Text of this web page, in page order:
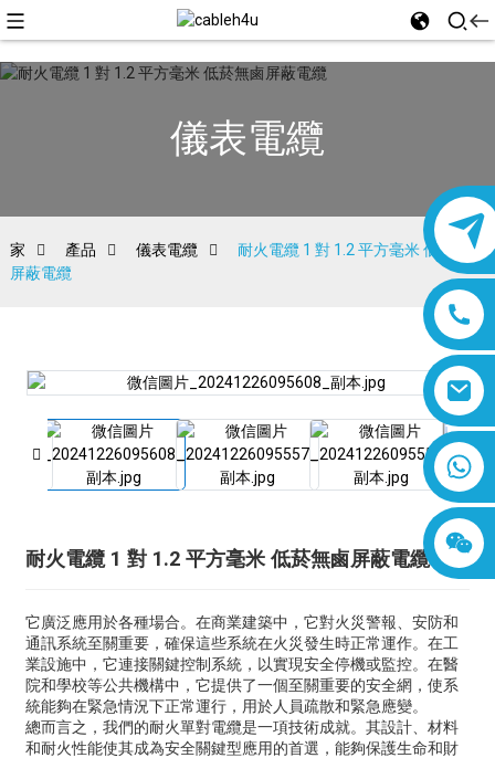
8618019377761
儀表電纜
家 產品 儀表電纜
耐火電纜 1 對 1.2 平方毫米 低菸無鹵
屏蔽電纜
耐火電纜 1 對 1.2 平方毫米 低菸無鹵屏蔽電纜
它廣泛應用於各種場合。在商業建築中，它對火災警報、安防和
通訊系統至關重要，確保這些系統在火災發生時正常運作。在工
業設施中，它連接關鍵控制系統，以實現安全停機或監控。在醫
院和學校等公共機構中，它提供了一個至關重要的安全網，使系
統能夠在緊急情況下正常運行，用於人員疏散和緊急應變。
總而言之，我們的耐火單對電纜是一項技術成就。其設計、材料
和耐火性能使其成為安全關鍵型應用的首選，能夠保護生命和財